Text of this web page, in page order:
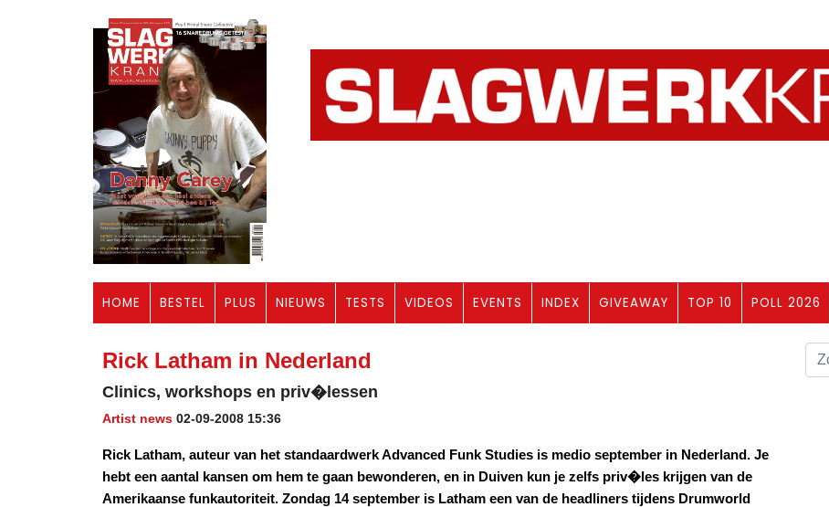
HOME BESTEL PLUS NIEUWS TESTS VIDEOS EVENTS INDEX GIVEAWAY TOP 10 POLL 2026
Rick Latham in Nederland
Clinics, workshops en priv�lessen
Artist news 02-09-2008 15:36
Rick Latham, auteur van het standaardwerk Advanced Funk Studies is medio september in Nederland. Je
hebt een aantal kansen om hem te gaan bewonderen, en in Duiven kun je zelfs priv�les krijgen van de
Amerikaanse funkautoriteit. Zondag 14 september is Latham een van de headliners tijdens Drumworld